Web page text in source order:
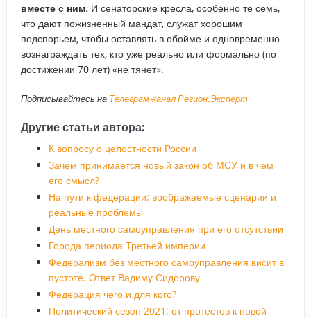
вместе с ним. И сенаторские кресла, особенно те семь,
что дают пожизненный мандат, служат хорошим
подспорьем, чтобы оставлять в обойме и одновременно
вознаграждать тех, кто уже реально или формально (по
достижении 70 лет) «не тянет».
Подписывайтесь на Телеграм-канал Регион.Эксперт
Другие статьи автора:
К вопросу о целостности России
Зачем принимается новый закон об МСУ и в чем
его смысл?
На пути к федерации: воображаемые сценарии и
реальные проблемы
День местного самоуправления при его отсутствии
Города периода Третьей империи
Федерализм без местного самоуправления висит в
пустоте. Ответ Вадиму Сидорову
Федерация чего и для кого?
Политический сезон 2021: от протестов к новой